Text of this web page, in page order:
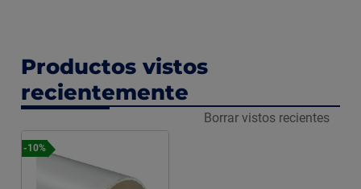
Productos vistos
recientemente
Borrar vistos recientes
-10%